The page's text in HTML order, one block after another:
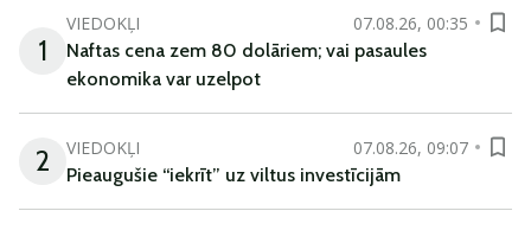
1
VIEDOKĻI
07.08.26, 00:35
Naftas cena zem 80 dolāriem; vai pasaules
ekonomika var uzelpot
2 VIEDOKĻI
07.08.26, 09:07
Pieaugušie “iekrīt” uz viltus investīcijām